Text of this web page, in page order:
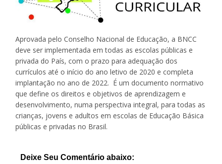
Aprovada pelo Conselho Nacional de Educação, a BNCC
deve ser implementada em todas as escolas públicas e
privada do País, com o prazo para adequação dos
currículos até o início do ano letivo de 2020 e completa
implantação no ano de 2022. É um documento normativo
que define os direitos e objetivos de aprendizagem e
desenvolvimento, numa perspectiva integral, para todas as
crianças, jovens e adultos em escolas de Educação Básica
públicas e privadas no Brasil.
Deixe Seu Comentário abaixo: